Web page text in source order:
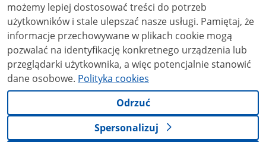
możemy lepiej dostosować treści do potrzeb
użytkowników i stale ulepszać nasze usługi. Pamiętaj, że
informacje przechowywane w plikach cookie mogą
pozwalać na identyfikację konkretnego urządzenia lub
przeglądarki użytkownika, a więc potencjalnie stanowić
dane osobowe. Polityka cookies
Odrzuć
Spersonalizuj